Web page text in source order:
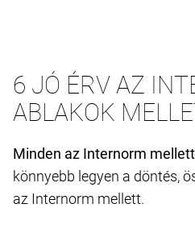
6 JÓ ÉRV AZ
ABLAKOK
Minden az Internorm
könnyebb legyen a döntés,
az Internorm mellett.